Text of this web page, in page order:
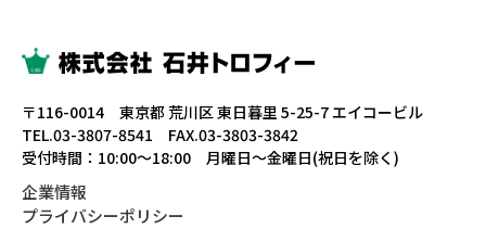
〒116-0014 東京都 荒川区 東日暮里 5-25-7 エイコービル
TEL.03-3807-8541 FAX.03-3803-3842
受付時間：10:00～18:00 月曜日～金曜日(祝日を除く)
企業情報
プライバシーポリシー